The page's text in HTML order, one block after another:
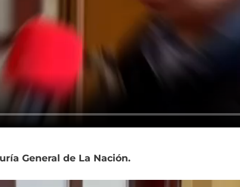
General de La Nación.